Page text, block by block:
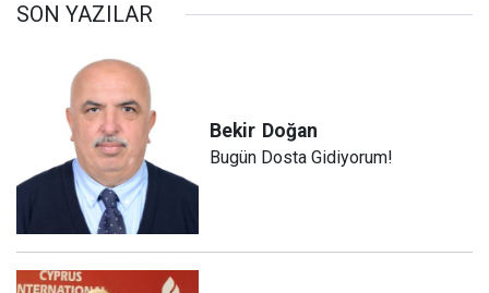
SON YAZILAR
Bekir Doğan
Bugün Dosta Gidiyorum!